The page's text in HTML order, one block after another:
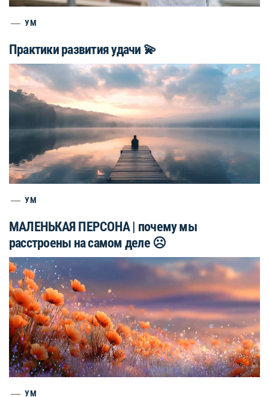
УМ
Практики развития удачи 💫
УМ
МАЛЕНЬКАЯ ПЕРСОНА | почему мы
расстроены на самом деле ☹️
УМ